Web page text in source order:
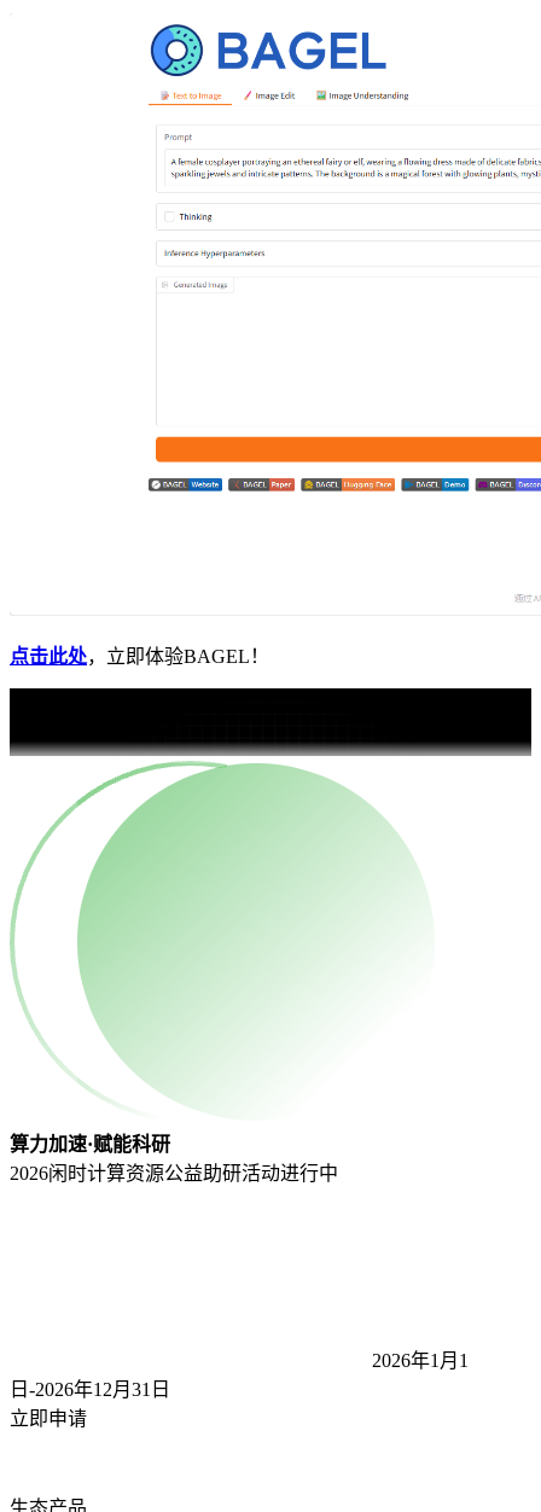
点击此处，立即体验BAGEL！
算力加速·赋能科研
2026闲时计算资源公益助研活动进行中
2026年1月1
日-2026年12月31 日
立即申请